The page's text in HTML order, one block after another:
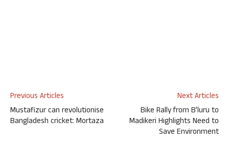
Previous Articles
Mustafizur can revolutionise
Bangladesh cricket: Mortaza
Next Articles
Bike Rally from B’luru to
Madikeri Highlights Need to
Save Environment